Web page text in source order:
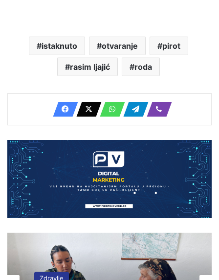
istaknuto otvaranje pirot
rasim ljajić roda
Zdravlje